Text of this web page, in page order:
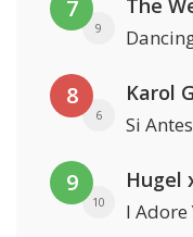
7
9
The
8
6
Karol
Si
9
10 I Adore